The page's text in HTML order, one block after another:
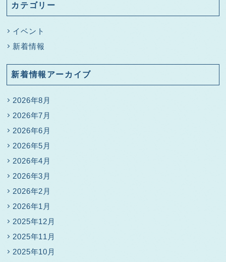
カテゴリー
イベント
新着情報
新着情報アーカイブ
2026年8月
2026年7月
2026年6月
2026年5月
2026年4月
2026年3月
2026年2月
2026年1月
2025年12月
2025年11月
2025年10月